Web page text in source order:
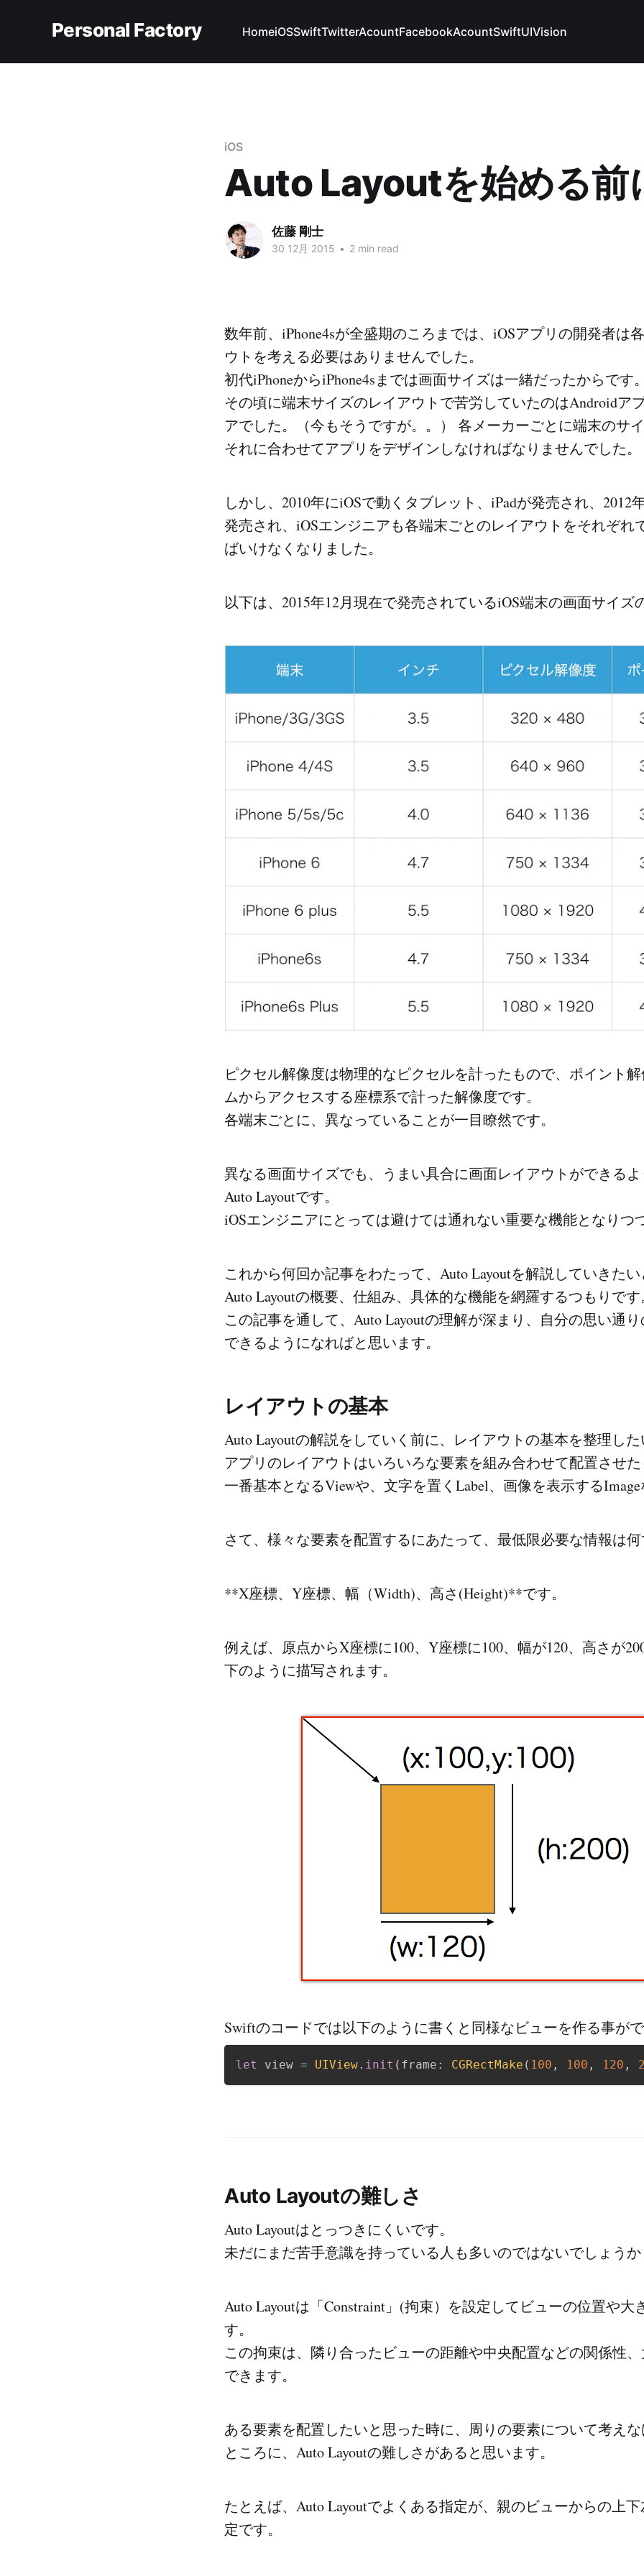
Personal Factory HomeiOSSwiftTwitterAcountFacebookAcountSwiftUIVision
iOS
Auto Layoutを始める前
佐藤 剛士
30 12月 2015 • 2 min read
数年前、iPhone4sが全盛期のころまでは、iOSアプリの開発者は
ウトを考える必要はありませんでした。
初代iPhoneからiPhone4sまでは画面サイズは一緒だったからです。
その頃に端末サイズのレイアウトで苦労していたのはAndroidア
アでした。（今もそうですが。。） 各メーカーごとに端末のサイ
それに合わせてアプリをデザインしなければなりませんでした。
しかし、2010年にiOSで動くタブレット、iPadが発売され、2012
発売され、iOSエンジニアも各端末ごとのレイアウトをそれぞれ
ばいけなくなりました。
以下は、2015年12月現在で発売されているiOS端末の画面サイズ
ピクセル解像度は物理的なピクセルを計ったもので、ポイント
ムからアクセスする座標系で計った解像度です。
各端末ごとに、異なっていることが一目瞭然です。
異なる画面サイズでも、うまい具合に画面レイアウトができる
Auto Layoutです。
iOSエンジニアにとっては避けては通れない重要な機能となりつ
これから何回か記事をわたって、Auto Layoutを解説していきたい
Auto Layoutの概要、仕組み、具体的な機能を網羅するつもりです
この記事を通して、Auto Layoutの理解が深まり、自分の思い通
できるようになればと思います。
レイアウトの基本
Auto Layoutの解説をしていく前に、レイアウトの基本を整理した
アプリのレイアウトはいろいろな要素を組み合わせて配置させた
一番基本となるViewや、文字を置くLabel、画像を表示するImage
さて、様々な要素を配置するにあたって、最低限必要な情報は何
**X座標、Y座標、幅（Width)、高さ(Height)**です。
例えば、原点からX座標に100、Y座標に100、幅が120、高さが
下のように描写されます。
Swiftのコードでは以下のように書くと同様なビューを作る事がで
let view = UIView. init ( frame : CGRectMake ( 100 , 100 , 120 ,
Auto Layoutの難しさ
Auto Layoutはとっつきにくいです。
未だにまだ苦手意識を持っている人も多いのではないでしょうか
Auto Layoutは「Constraint」(拘束）を設定してビューの位置や大
す。
この拘束は、隣り合ったビューの距離や中央配置などの関係性
できます。
ある要素を配置したいと思った時に、周りの要素について考え
ところに、Auto Layoutの難しさがあると思います。
たとえば、Auto Layoutでよくある指定が、親のビューからの上
定です。